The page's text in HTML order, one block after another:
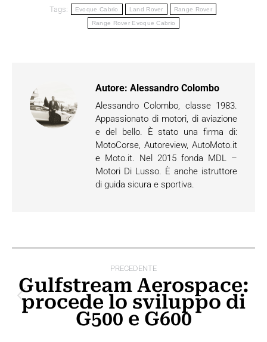
Tags: Evoque Cabrio Land Rover Range Rover
Range Rover Evoque Cabrio
Autore: Alessandro Colombo
Alessandro Colombo, classe 1983.
Appassionato di motori, di aviazione
e del bello. È stato una firma di:
MotoCorse, Autoreview, AutoMoto.it
e Moto.it. Nel 2015 fonda MDL –
Motori Di Lusso. È anche istruttore
di guida sicura e sportiva.
tra
PRECEDENTE
Post
precedente:
Gulfstream Aerospace:
procede lo sviluppo di
G500 e G600